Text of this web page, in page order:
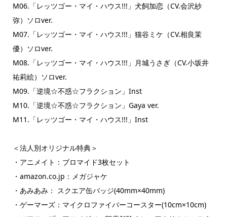
M06.「レッツゴー・マイ・ハウス!!!」犬飼加恋（CV.会沢紗
弥）ソロver.
M07.「レッツゴー・マイ・ハウス!!!」猫谷ミケ（CV.相良茉
優）ソロver.
M08.「レッツゴー・マイ・ハウス!!!」月城うさぎ（CV.小坂井
祐莉絵）ソロver.
M09.「逆境☆不惑☆フラクション」Inst
M10.「逆境☆不惑☆フラクション」Gaya ver.
M11.「レッツゴー・マイ・ハウス!!!」Inst
＜法人別オリジナル特典＞
・アニメイト：ブロマイド3枚セット
・amazon.co.jp：メガジャケ
・あみあみ： スクエア缶バッジ(40mm×40mm)
・ゲーマーズ：マイクロファイバーコースター(10cm×10cm)